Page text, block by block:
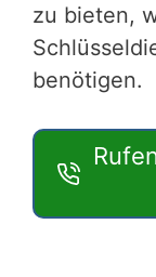
zu bieten,
benötigen.